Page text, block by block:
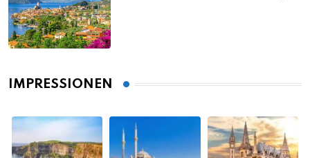
IMPRESSIONEN